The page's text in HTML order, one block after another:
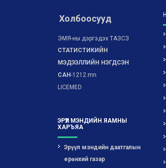
Холбоосууд
ЭМЯ-ны дэргэдэх ТАЗСЗ
СТАТИСТИКИЙН
МЭДЭЭЛЛИЙН НЭГДСЭН
САН-1212.mn
LICEMED
ЭРҮҮЛ МЭНДИЙН ЯАМНЫ
ХАРЪЯА
Эрүүл мэндийн даатгалын
ерөнхий газар